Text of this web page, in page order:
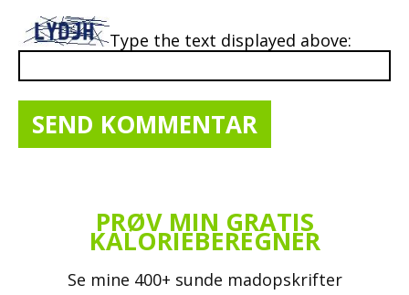
Type the text displayed above:
PRØV MIN GRATIS
KALORIEBEREGNER
Se mine 400+ sunde madopskrifter